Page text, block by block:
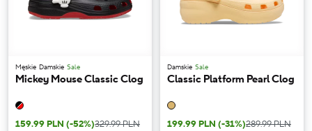
Męskie Damskie Sale
Mickey Mouse Classic Clog
159.99 PLN (-52%)329.99 PLN
Damskie Sale
Classic Platform Pearl Clog
199.99 PLN (-31%)289.99 PLN